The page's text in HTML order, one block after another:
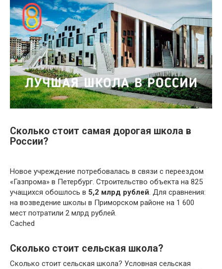
Сколько стоит самая дорогая школа в
России?
Новое учреждение потребовалась в связи с переездом
«Газпрома» в Петербург. Строительство объекта на 825
учащихся обошлось в 5,2 млрд рублей. Для сравнения:
на возведение школы в Приморском районе на 1 600
мест потратили 2 млрд рублей.
Cached
Сколько стоит сельская школа?
Сколько стоит сельская школа? Условная сельская